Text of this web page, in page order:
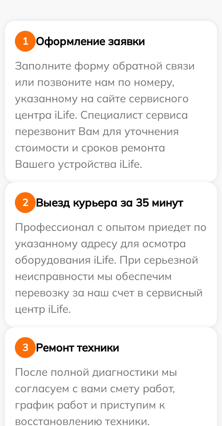
1
Оформление заявки
Заполните форму обратной связи
или позвоните нам по номеру,
указанному на сайте сервисного
центра iLife. Специалист сервиса
перезвонит Вам для уточнения
стоимости и сроков ремонта
Вашего устройства iLife.
2
Выезд курьера за 35 минут
Профессионал с опытом приедет по
указанному адресу для осмотра
оборудования iLife. При серьезной
неисправности мы обеспечим
перевозку за наш счет в сервисный
центр iLife.
3
Ремонт техники
После полной диагностики мы
согласуем с вами смету работ,
график работ и приступим к
восстановлению техники.